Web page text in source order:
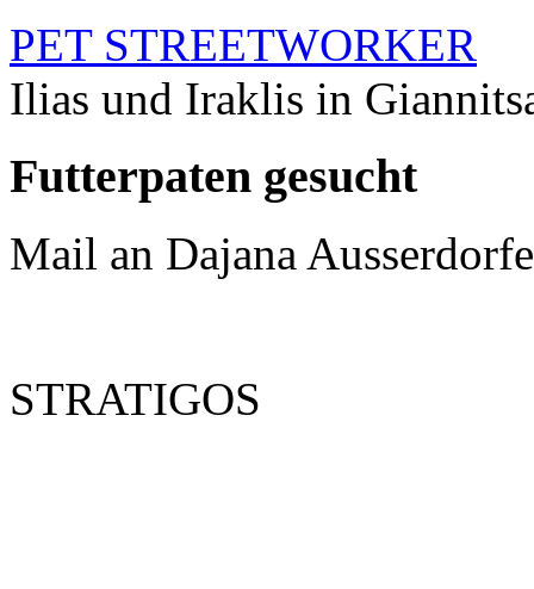
PET STREETWORKER
Ilias und Iraklis in
Futterpaten gesucht
Mail an Dajana
STRATIGOS